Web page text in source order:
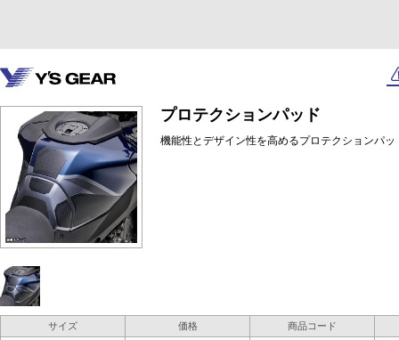
プロテクションパッド
機能性とデザイン性を高めるプロテクションパッ
サイズ 価格 商品コード